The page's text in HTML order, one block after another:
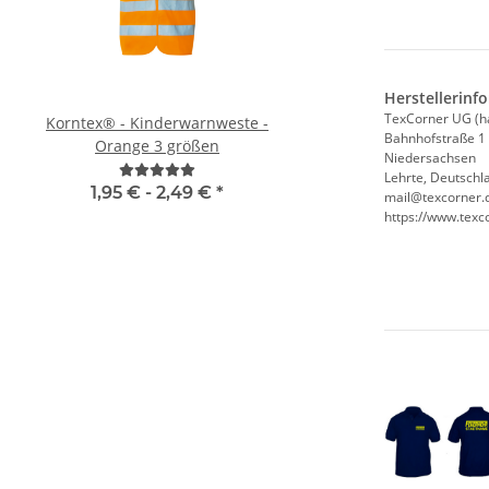
TexCorner UG
Bahnhofstraße 1
Niedersachsen
Lehrte,
https://
Korntex® - Kinderwarnweste -
Orange 3 größen
1,95 € - 2,49 € *
Evakuierungshelfer
Weste rot/gelb S-
11,18 € -14,90